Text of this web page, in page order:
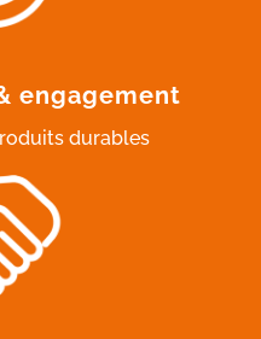
engagement
durables